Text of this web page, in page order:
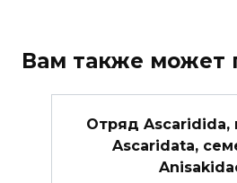
Вам также может
Отряд Ascaridida,
Ascaridata,